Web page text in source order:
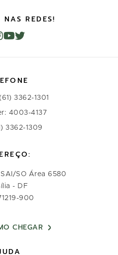
REDES!
3362-1301
4003-4137
3362-1309
SO Área 6580
- DF
900
CHEGAR